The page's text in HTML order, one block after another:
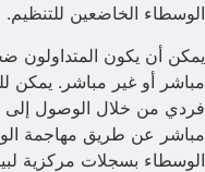
الوسطاء الخاضعين للتنظيم.
يمكن أن يكون المتداولون
مباشر أو غير مباشر. يمكن
فردي من خلال الوصول إلى
مباشر عن طريق مهاجمة
الوسطاء بسجلات مركزية